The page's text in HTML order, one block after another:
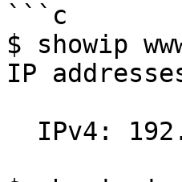
```c
$ showip
IP